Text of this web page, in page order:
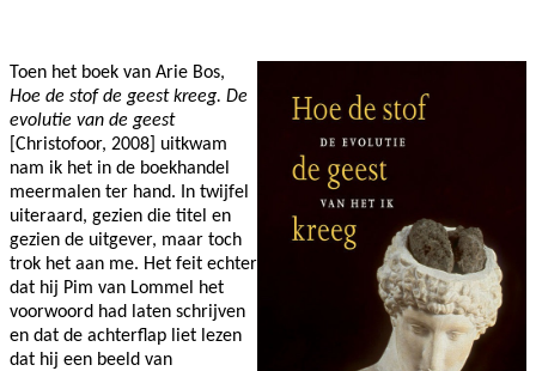
Toen het boek van Arie Bos,
Hoe de stof de geest kreeg. De
evolutie van de geest
[Christofoor, 2008] uitkwam
nam ik het in de boekhandel
meermalen ter hand. In twijfel
uiteraard, gezien die titel en
gezien de uitgever, maar toch
trok het aan me. Het feit echter
dat hij Pim van Lommel het
voorwoord had laten schrijven
en dat de achterflap liet lezen
dat hij een beeld van